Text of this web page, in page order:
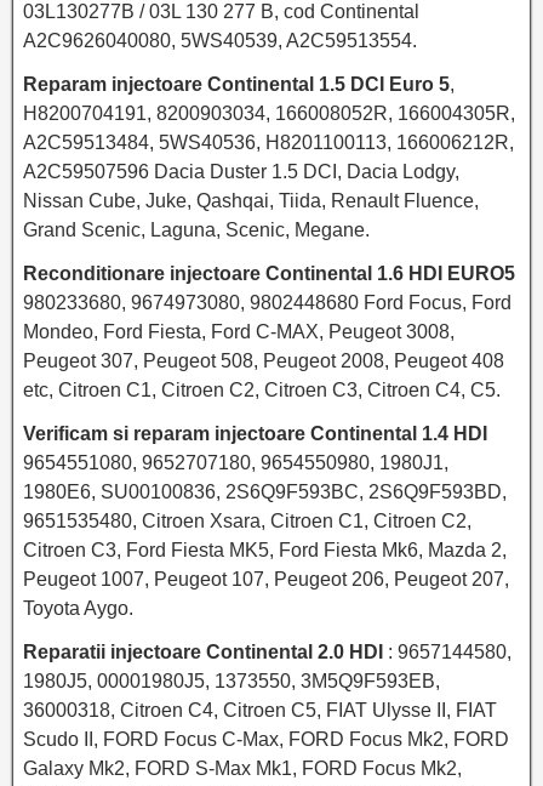
03L130277B / 03L 130 277 B, cod Continental
A2C9626040080, 5WS40539, A2C59513554.
Reparam injectoare Continental 1.5 DCI Euro 5,
H8200704191, 8200903034, 166008052R, 166004305R,
A2C59513484, 5WS40536, H8201100113, 166006212R,
A2C59507596 Dacia Duster 1.5 DCI, Dacia Lodgy,
Nissan Cube, Juke, Qashqai, Tiida, Renault Fluence,
Grand Scenic, Laguna, Scenic, Megane.
Reconditionare injectoare Continental 1.6 HDI EURO5
980233680, 9674973080, 9802448680 Ford Focus, Ford
Mondeo, Ford Fiesta, Ford C-MAX, Peugeot 3008,
Peugeot 307, Peugeot 508, Peugeot 2008, Peugeot 408
etc, Citroen C1, Citroen C2, Citroen C3, Citroen C4, C5.
Verificam si reparam injectoare Continental 1.4 HDI
9654551080, 9652707180, 9654550980, 1980J1,
1980E6, SU00100836, 2S6Q9F593BC, 2S6Q9F593BD,
9651535480, Citroen Xsara, Citroen C1, Citroen C2,
Citroen C3, Ford Fiesta MK5, Ford Fiesta Mk6, Mazda 2,
Peugeot 1007, Peugeot 107, Peugeot 206, Peugeot 207,
Toyota Aygo.
Reparatii injectoare Continental 2.0 HDI : 9657144580,
1980J5, 00001980J5, 1373550, 3M5Q9F593EB,
36000318, Citroen C4, Citroen C5, FIAT Ulysse II, FIAT
Scudo II, FORD Focus C-Max, FORD Focus Mk2, FORD
Galaxy Mk2, FORD S-Max Mk1, FORD Focus Mk2,